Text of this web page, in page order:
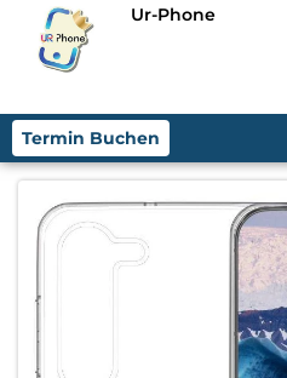
Ur-Phone
Termin Buchen